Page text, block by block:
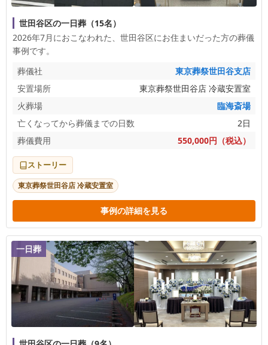
世田谷区の一日葬（15名）
2026年7月におこなわれた、 世田谷区にお住まいだった方の葬儀
事例です。
葬儀社
東京葬祭世田谷支店
安置場所
東京葬祭世田谷店 冷蔵安置室
火葬場
臨海斎場
亡くなってから葬儀までの日数
2日
葬儀費用
550,000円（税込）
ストーリー
東京葬祭世田谷店 冷蔵安置室
事例の詳細を見る
一日葬